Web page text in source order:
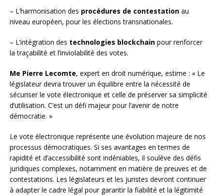
– L’harmonisation des procédures de contestation au
niveau européen, pour les élections transnationales.
– L’intégration des technologies blockchain pour renforcer
la traçabilité et l’inviolabilité des votes.
Me Pierre Lecomte, expert en droit numérique, estime : « Le
législateur devra trouver un équilibre entre la nécessité de
sécuriser le vote électronique et celle de préserver sa simplicité
d’utilisation. C’est un défi majeur pour l’avenir de notre
démocratie. »
Le vote électronique représente une évolution majeure de nos
processus démocratiques. Si ses avantages en termes de
rapidité et d’accessibilité sont indéniables, il soulève des défis
juridiques complexes, notamment en matière de preuves et de
contestations. Les législateurs et les juristes devront continuer
à adapter le cadre légal pour garantir la fiabilité et la légitimité